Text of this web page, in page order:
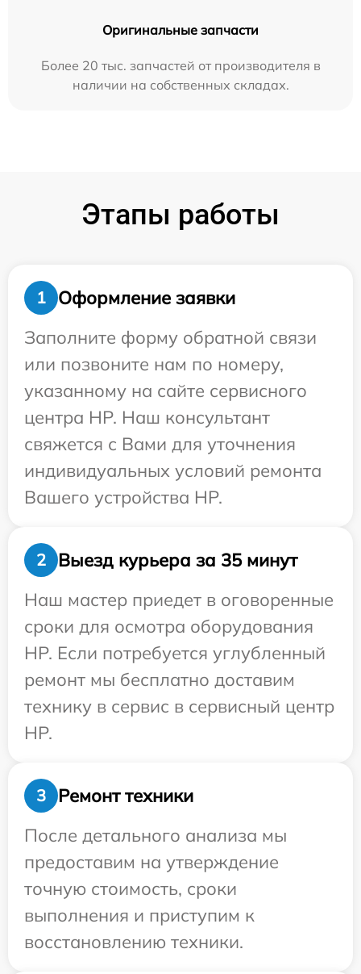
Оригинальные запчасти
Более 20 тыс. запчастей от производителя в
наличии на собственных складах.
Этапы работы
1
Оформление заявки
Заполните форму обратной связи
или позвоните нам по номеру,
указанному на сайте сервисного
центра HP. Наш консультант
свяжется с Вами для уточнения
индивидуальных условий ремонта
Вашего устройства HP.
2
Выезд курьера за 35 минут
Наш мастер приедет в оговоренные
сроки для осмотра оборудования
HP. Если потребуется углубленный
ремонт мы бесплатно доставим
технику в сервис в сервисный центр
HP.
3
Ремонт техники
После детального анализа мы
предоставим на утверждение
точную стоимость, сроки
выполнения и приступим к
восстановлению техники.